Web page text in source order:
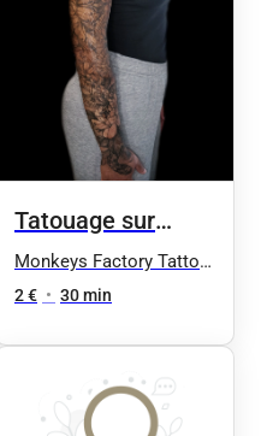
Tatouage sur
cicatrices
Monkeys Factory Tattoo
& Art
2 € • 30 min